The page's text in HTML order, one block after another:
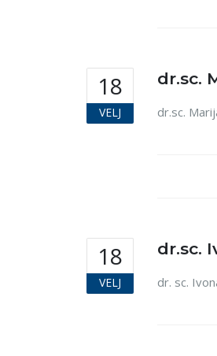
18
VELJ
dr.sc.
dr.sc.
18
VELJ
dr.sc.
dr. sc.